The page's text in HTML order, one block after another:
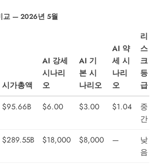
교 — 2026년 5월
시가총액
AI 강세
시나리
오
AI 기
본 시
나리오
AI 약
세 시
나리
오
리
스
크
등
급
$95.66B $6.00 $3.00 $1.04
중
간
$289.55B $18,000 $8,000 —
낮
음